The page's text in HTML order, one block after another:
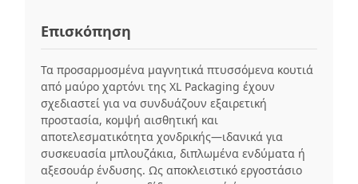
Επισκόπηση
Τα προσαρμοσμένα μαγνητικά πτυσσόμενα κουτιά
από μαύρο χαρτόνι της XL Packaging έχουν
σχεδιαστεί για να συνδυάζουν εξαιρετική
προστασία, κομψή αισθητική και
αποτελεσματικότητα χονδρικής—ιδανικά για
συσκευασία μπλουζάκια, διπλωμένα ενδύματα ή
αξεσουάρ ένδυσης. Ως αποκλειστικό εργοστάσιο